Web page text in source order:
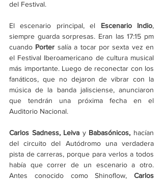
del Festival.
El escenario principal, el Escenario Indio,
siempre guarda sorpresas. Eran las 17:15 pm
cuando Porter salía a tocar por sexta vez en
el Festival Iberoamericano de cultura musical
más importante. Luego de reconectar con los
fanáticos, que no dejaron de vibrar con la
música de la banda jalisciense, anunciaron
que tendrán una próxima fecha en el
Auditorio Nacional.
Carlos Sadness, Leiva y Babasónicos, hacían
del circuito del Autódromo una verdadera
pista de carreras, porque para verlos a todos
había que correr de un escenario a otro.
Antes conocido como Shinoflow, Carlos